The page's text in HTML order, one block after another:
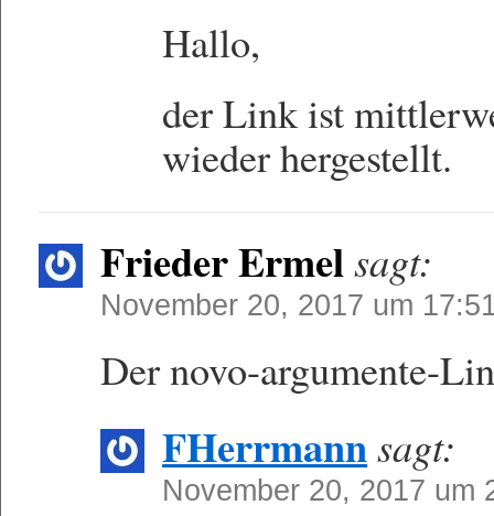
Hallo,
der Link ist
wieder hergestellt.
Frieder Ermelsagt:
November 20, 2017 um
Der novo-argumente-
FHerrmannsagt:
November 20, 2017 um